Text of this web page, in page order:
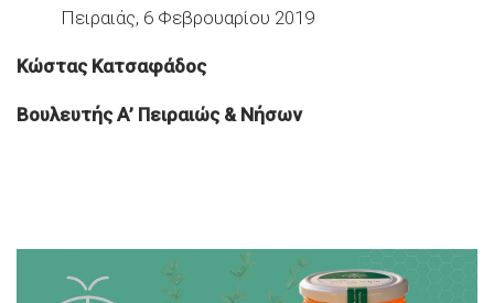
Πειραιάς, 6 Φεβρουαρίου 2019
Κώστας Κατσαφάδος
Βουλευτής Α’ Πειραιώς & Νήσων